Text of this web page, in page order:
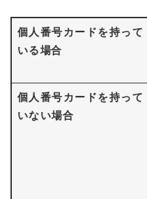
個人番号カードを持って
いる場合
個人番号カードを持って
いない場合